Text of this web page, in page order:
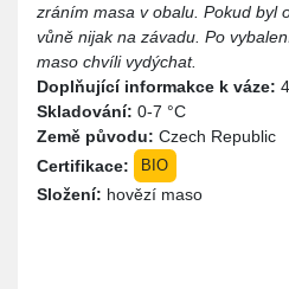
zráním masa v obalu. Pokud byl
vůně nijak na závadu. Po
maso chvíli vydýchat.
Doplňující informakce k váze:
Skladování: 0-7 °C
Země původu: Czech Republic
Certifikace:
BIO
Složení: hovězí maso